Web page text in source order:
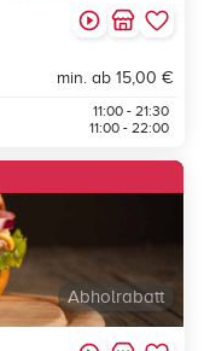
min. ab 15,00 €
11:00 - 21:30
11:00 - 22:00
Abholrabatt